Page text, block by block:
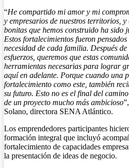
“He compartido mi amor y mi
y empresarios de nuestros territorios,
bonitas que hemos construido ha sido
Estos fortalecimientos fueron
necesidad de cada familia. Después
esfuerzos, queremos que estas
herramientas necesarias para lograr
aquí en adelante. Porque cuando una
fortalecimiento como este, también
su futuro. Esto no es el final del
de un proyecto mucho más ambicioso
Solano, directora SENA Atlántico.
Los emprendedores participantes
formación integral que incluyó
fortalecimiento de capacidades
la presentación de ideas de negocio.